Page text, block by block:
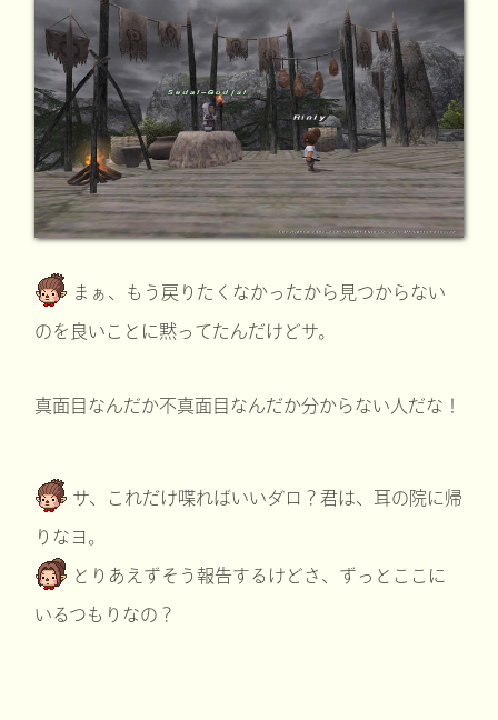
まぁ、もう戻りたくなかったから見つからない
のを良いことに黙ってたんだけどサ。
真面目なんだか不真面目なんだか分からない人だな！
サ、これだけ喋ればいいダロ？君は、耳の院に帰
りなヨ。
とりあえずそう報告するけどさ、ずっとここに
いるつもりなの？